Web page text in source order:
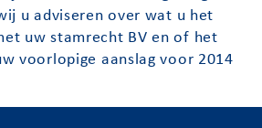
u adviseren over wat u het
uw stamrecht BV en of het
voorlopige aanslag voor 2014